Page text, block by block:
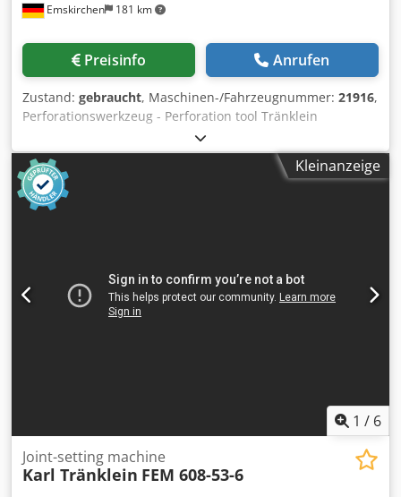
Emskirchen 181 km
Preisinfo Anrufen
Zustand: gebraucht, Maschinen-/Fahrzeugnummer: 21916,
Perforationswerkzeug - Perforation tool Tränklein
21916Serial-No. 21916 Online-Video-Inspection by Skype-
Video We would be very pleased with your visit - more
machines on Stock Available Immediately - Can be inspect
Chjdsh Ax Dkjpfx Ap Aea On Stock Emskirchen / Nürnberg -
Can be test
Kleinanzeige
1 / 6
Joint-setting machine
Karl Tränklein FEM 608-53-6